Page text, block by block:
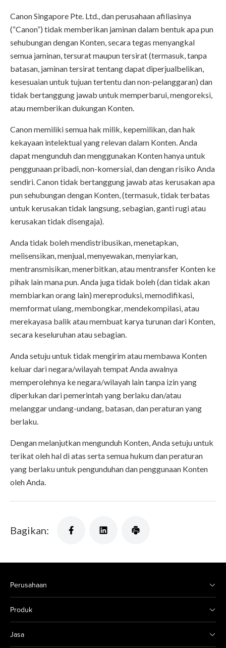
Canon Singapore Pte. Ltd., dan perusahaan afiliasinya
(“Canon”) tidak memberikan jaminan dalam bentuk apa pun
sehubungan dengan Konten, secara tegas menyangkal
semua jaminan, tersurat maupun tersirat (termasuk, tanpa
batasan, jaminan tersirat tentang dapat diperjualbelikan,
kesesuaian untuk tujuan tertentu dan non-pelanggaran) dan
tidak bertanggung jawab untuk memperbarui, mengoreksi,
atau memberikan dukungan Konten.
Canon memiliki semua hak milik, kepemilikan, dan hak
kekayaan intelektual yang relevan dalam Konten. Anda
dapat mengunduh dan menggunakan Konten hanya untuk
penggunaan pribadi, non-komersial, dan dengan risiko Anda
sendiri. Canon tidak bertanggung jawab atas kerusakan apa
pun sehubungan dengan Konten, (termasuk, tidak terbatas
untuk kerusakan tidak langsung, sebagian, ganti rugi atau
kerusakan tidak disengaja).
Anda tidak boleh mendistribusikan, menetapkan,
melisensikan, menjual, menyewakan, menyiarkan,
mentransmisikan, menerbitkan, atau mentransfer Konten ke
pihak lain mana pun. Anda juga tidak boleh (dan tidak akan
membiarkan orang lain) mereproduksi, memodifikasi,
memformat ulang, membongkar, mendekompilasi, atau
merekayasa balik atau membuat karya turunan dari Konten,
secara keseluruhan atau sebagian.
Anda setuju untuk tidak mengirim atau membawa Konten
keluar dari negara/wilayah tempat Anda awalnya
memperolehnya ke negara/wilayah lain tanpa izin yang
diperlukan dari pemerintah yang berlaku dan/atau
melanggar undang-undang, batasan, dan peraturan yang
berlaku.
Dengan melanjutkan mengunduh Konten, Anda setuju untuk
terikat oleh hal di atas serta semua hukum dan peraturan
yang berlaku untuk pengunduhan dan penggunaan Konten
oleh Anda.
Bagikan:
Perusahaan
Produk
Jasa